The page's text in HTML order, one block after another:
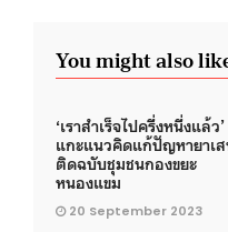
You might also
‘เราสำเร็จไปครึ่งหนึ่งแล้ว’
แกะแนวคิดแก้ปัญหายาเ
ติดฉบับชุมชนกองขยะ
หนองแขม
20 September 2023